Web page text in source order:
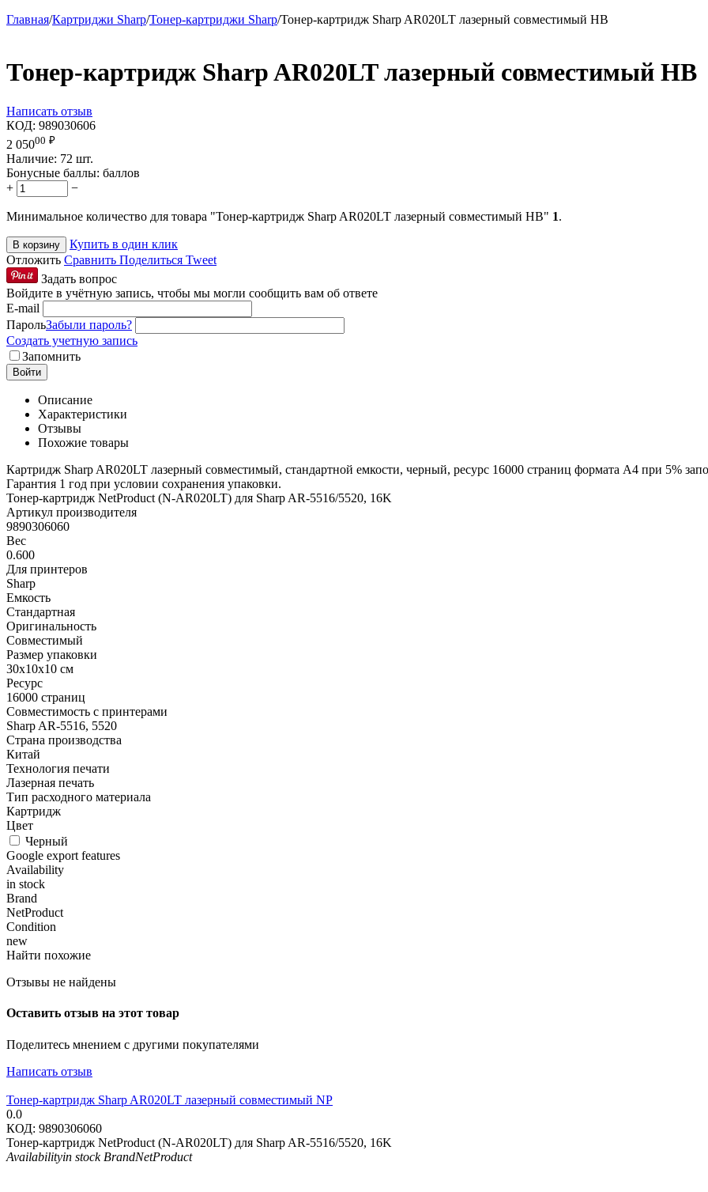
Главная/Картриджи Sharp/Тонер-картриджи Sharp/Тонер-картридж Sharp AR020LT лазерный совместимый HB
Тонер-картридж Sharp AR020LT лазерный совместимый HB
Написать отзыв
КОД: 989030606
2 05000 ₽
Наличие: 72 шт.
Бонусные баллы: баллов
+
−
Минимальное количество для товара "Тонер-картридж Sharp AR020LT лазерный совместимый HB" 1.
В корзину
Купить в один клик
Отложить Сравнить Поделиться Tweet
Задать вопрос
Войдите в учётную запись, чтобы мы могли сообщить вам об ответе
E-mail
ПарольЗабыли пароль?
Создать учетную запись
Запомнить
Войти
Описание
Характеристики
Отзывы
Похожие товары
Картридж Sharp AR020LT лазерный совместимый, стандартной емкости, черный, ресурс 16000 страниц формата А4 при 5%
Гарантия 1 год при условии сохранения упаковки.
Тонер-картридж NetProduct (N-AR020LT) для Sharp AR-5516/5520, 16K
Артикул производителя
9890306060
Вес
0.600
Для принтеров
Sharp
Емкость
Стандартная
Оригинальность
Совместимый
Размер упаковки
30x10x10 см
Ресурс
16000 страниц
Совместимость с принтерами
Sharp AR-5516, 5520
Страна производства
Китай
Технология печати
Лазерная печать
Тип расходного материала
Картридж
Цвет
Черный
Google export features
Availability
in stock
Brand
NetProduct
Condition
new
Найти похожие
Отзывы не найдены
Оставить отзыв на этот товар
Поделитесь мнением с другими покупателями
Написать отзыв
Тонер-картридж Sharp AR020LT лазерный совместимый NP
0.0
КОД: 9890306060
Тонер-картридж NetProduct (N-AR020LT) для Sharp AR-5516/5520, 16K
Availabilityin stock BrandNetProduct